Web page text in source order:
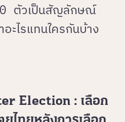
ตัวเป็นสัญลักษณ์
ะไรแทนใครกันบ้าง
Election : เลือก